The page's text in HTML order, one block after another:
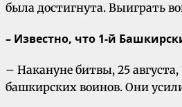
была достигнута. Выиграть
– Известно, что 1-й
– Накануне битвы, 25
башкирских воинов. Они